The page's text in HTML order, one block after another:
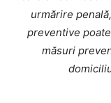
urmărire
preventive
măsuri